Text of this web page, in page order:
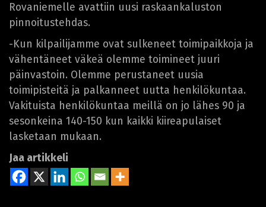
Rovaniemelle avattiin uusi raskaankaluston
pinnoitustehdas.
-Kun kilpailijamme ovat sulkeneet toimipaikkoja ja
vähentäneet väkeä olemme toimineet juuri
päinvastoin. Olemme perustaneet uusia
toimipisteitä ja palkanneet uutta henkilökuntaa.
Vakituista henkilökuntaa meillä on jo lähes 90 ja
sesonkeina 140-150 kun kaikki kiireapulaiset
lasketaan mukaan.
Jaa artikkeli